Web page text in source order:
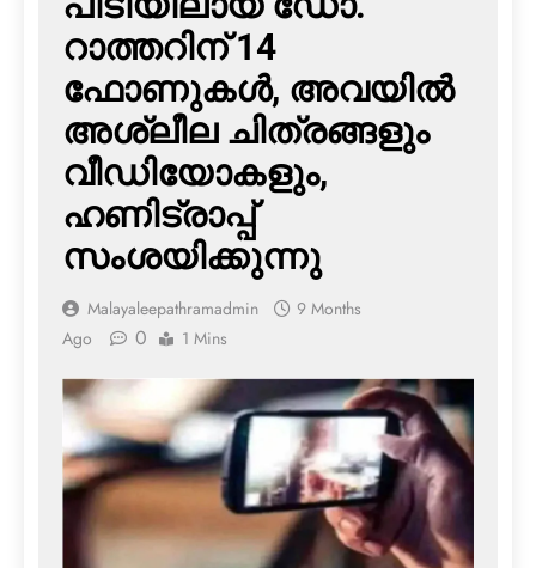
റാത്തറിന് 14
ഫോണുകള്‍, അവയില്‍
അശ്ലീല ചിത്രങ്ങളും
വീഡിയോകളും,
ഹണിട്രാപ്പ്
സംശയിക്കുന്നു
Malayaleepathramadmin
9 Months
Ago
0 1 Mins